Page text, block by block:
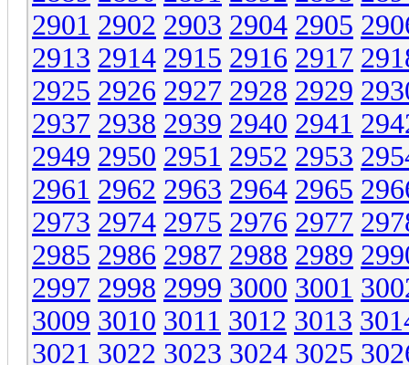
2901 2902 2903 2904 2905
2913 2914 2915 2916 2917
2925 2926 2927 2928 2929
2937 2938 2939 2940 2941
2949 2950 2951 2952 2953
2961 2962 2963 2964 2965
2973 2974 2975 2976 2977
2985 2986 2987 2988 2989
2997 2998 2999 3000 3001
3009 3010 3011 3012 3013
3021 3022 3023 3024 3025